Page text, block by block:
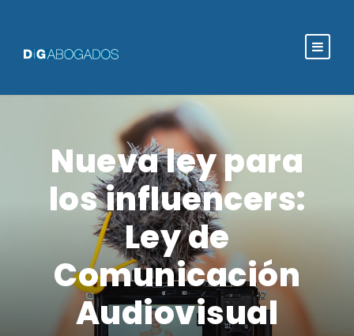
Nueva ley para
los influencers:
Ley de
Comunicación
Audiovisual